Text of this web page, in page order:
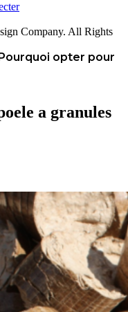
Company. All Rights
opter pour
a granules